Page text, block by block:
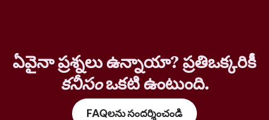
ఏవైనా ప్రశ్నలు ఉన్నాయా? ప్రతిఒక్కరికీ
కనీసంఒకటి ఉంటుంది.
FAQలను సందర్శించండి